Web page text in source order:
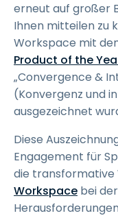
erneut auf großer
Ihnen mitteilen zu
Workspace mit
Product of the
„Convergence &
(Konvergenz und
ausgezeichnet
Diese
Engagement für
die transformative
Workspace bei